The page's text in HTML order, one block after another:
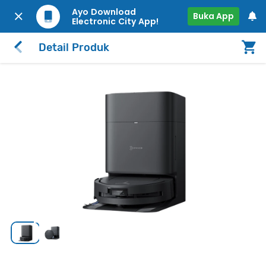
Ayo Download
Electronic City App!
Buka App
Detail Produk